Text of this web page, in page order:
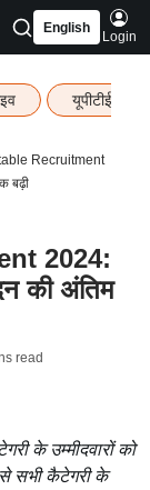
English
Login
यूपीटीईटी
Recruitment
बढ़ी
2024:
की अंतिम
read
के उम्मीदवारों को
सभी कैटेगरी के